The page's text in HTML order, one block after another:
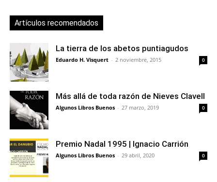
Artículos recomendados
La tierra de los abetos puntiagudos
Eduardo H. Visquert - 2 noviembre, 2015 0
Más allá de toda razón de Nieves Clavell
Algunos Libros Buenos - 27 marzo, 2019 0
Premio Nadal 1995 | Ignacio Carrión
Algunos Libros Buenos - 29 abril, 2020 0